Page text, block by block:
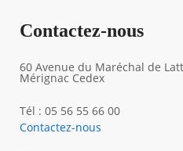
Contactez-nous
60 Avenue du Maréchal de
Mérignac Cedex
Tél : 05 56 55 66 00
Contactez-nous